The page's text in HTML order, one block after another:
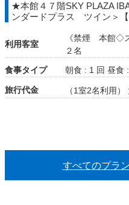
★本館４７階SKY PLAZA
ンダードプラス ツイン＞
利用客室
《禁煙 本館◇
２名
食事タイプ
朝食 : 1 回 昼食
旅行代金 （1室2名利用）
すべてのプラ